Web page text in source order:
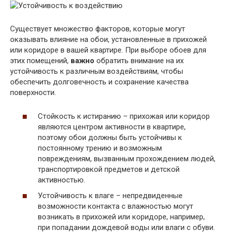
Существует множество факторов, которые могут
оказывать влияние на обои, установленные в прихожей
или коридоре в вашей квартире. При выборе обоев для
этих помещений, важно обратить внимание на их
устойчивость к различным воздействиям, чтобы
обеспечить долговечность и сохранение качества
поверхности.
Стойкость к истиранию – прихожая или коридор
являются центром активности в квартире,
поэтому обои должны быть устойчивы к
постоянному трению и возможным
повреждениям, вызванным прохождением людей,
транспортировкой предметов и детской
активностью.
Устойчивость к влаге – непредвиденные
возможности контакта с влажностью могут
возникать в прихожей или коридоре, например,
при попадании дождевой воды или влаги с обуви.